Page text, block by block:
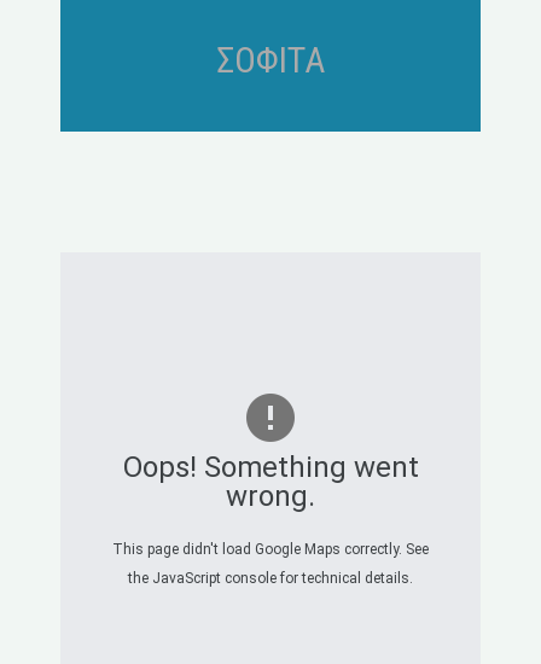
ΣΟΦΙΤΑ
Oops! Something went
wrong.
This page didn't load Google Maps correctly. See
the JavaScript console for technical details.